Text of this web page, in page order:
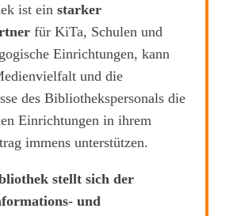
ist ein starker
für KiTa, Schulen und
Einrichtungen, kann
und die
des Bibliothekspersonals die
Einrichtungen in ihrem
immens unterstützen.
stellt sich der
und